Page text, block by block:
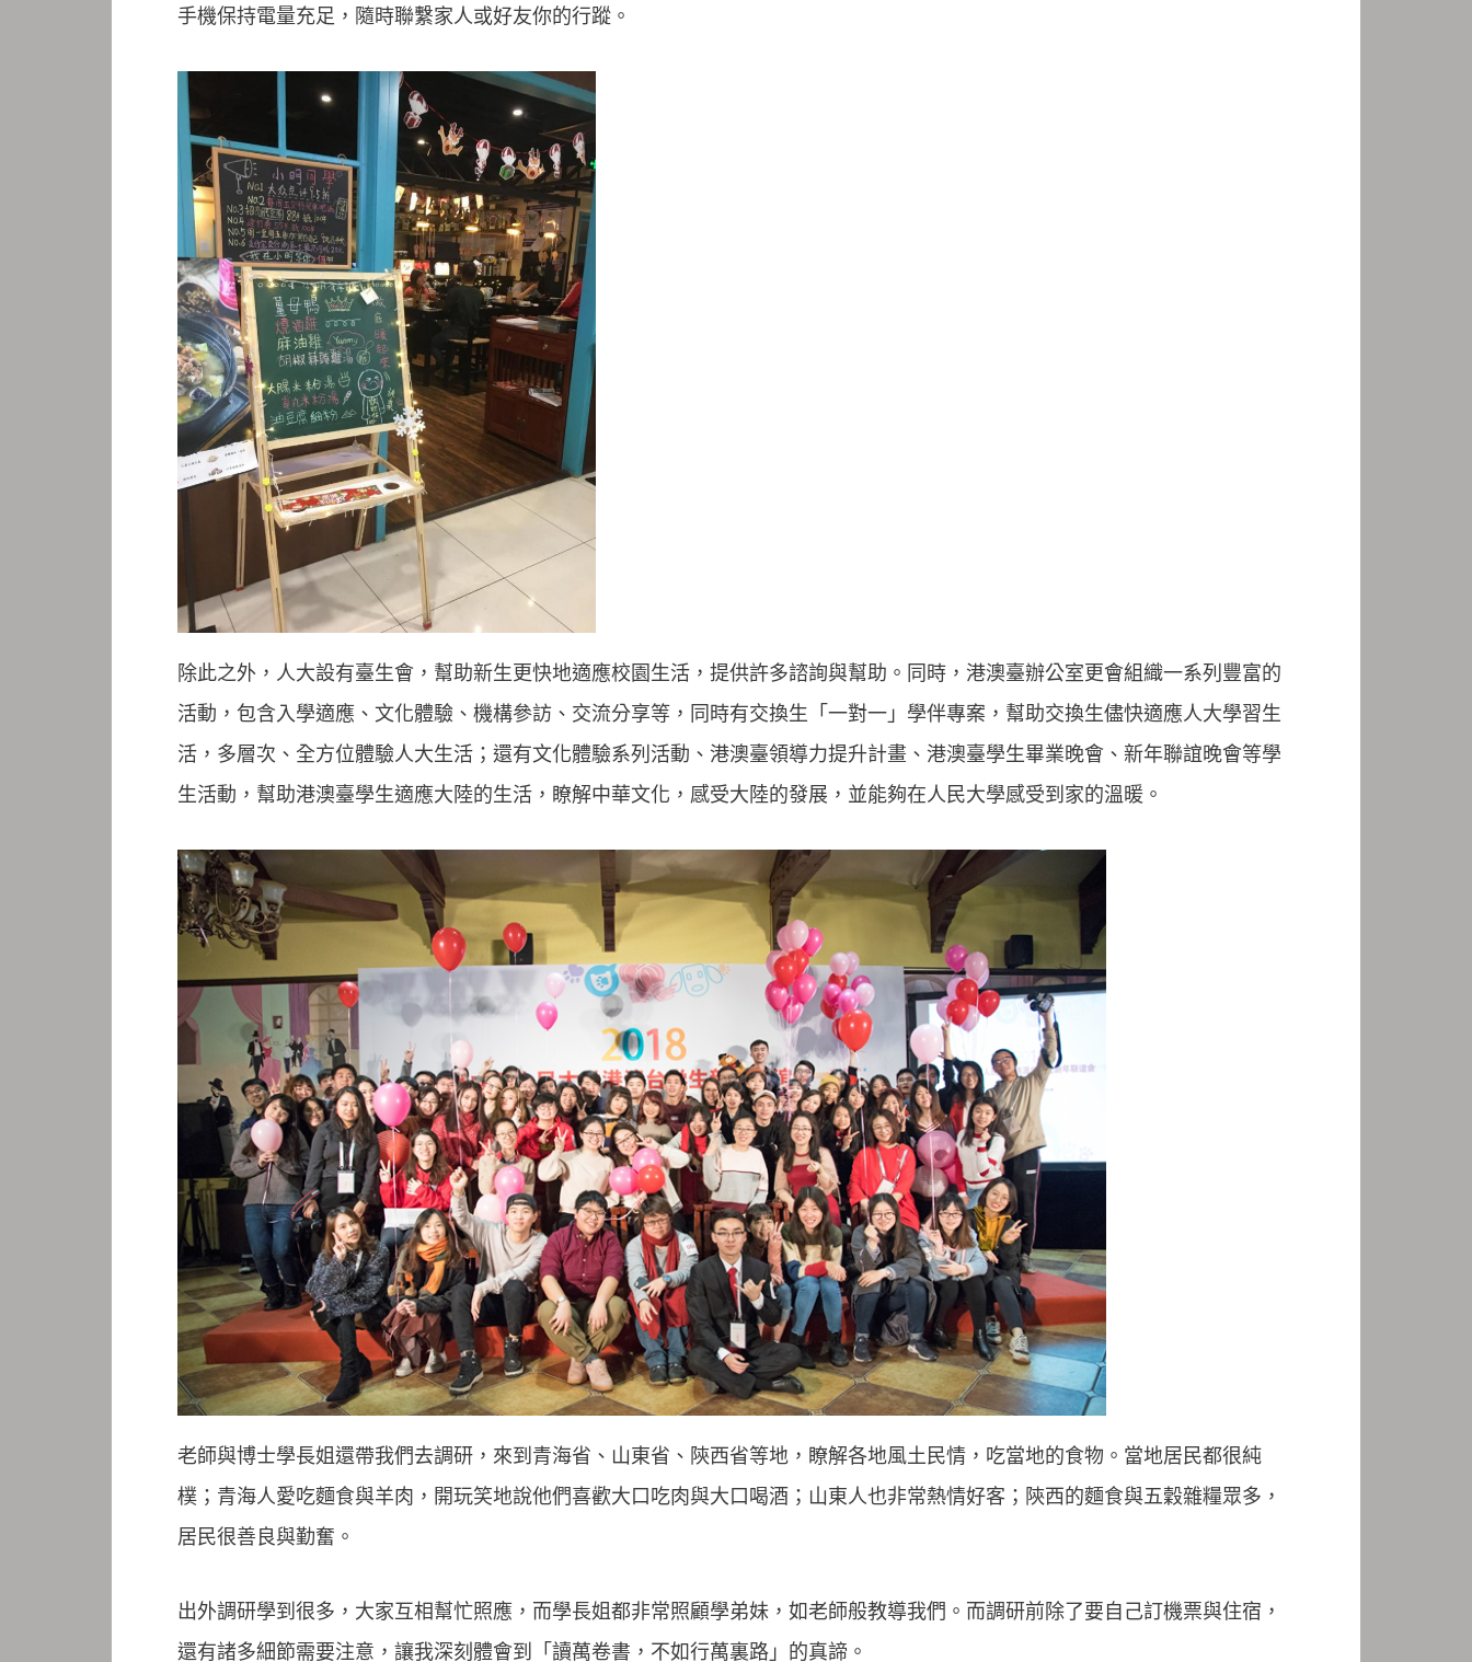
手機保持電量充足，隨時聯繫家人或好友你的行蹤。
除此之外，人大設有臺生會，幫助新生更快地適應校園生活，提供許多諮詢與幫助。同時，港澳臺辦公室更會組織一系列豐富的
活動，包含入學適應、文化體驗、機構參訪、交流分享等，同時有交換生「一對一」學伴專案，幫助交換生儘快適應人大學習生
活，多層次、全方位體驗人大生活；還有文化體驗系列活動、港澳臺領導力提升計畫、港澳臺學生畢業晚會、新年聯誼晚會等學
生活動，幫助港澳臺學生適應大陸的生活，瞭解中華文化，感受大陸的發展，並能夠在人民大學感受到家的溫暖。
老師與博士學長姐還帶我們去調研，來到青海省、山東省、陝西省等地，瞭解各地風土民情，吃當地的食物。當地居民都很純
樸；青海人愛吃麵食與羊肉，開玩笑地說他們喜歡大口吃肉與大口喝酒；山東人也非常熱情好客；陝西的麵食與五穀雜糧眾多，
居民很善良與勤奮。
出外調研學到很多，大家互相幫忙照應，而學長姐都非常照顧學弟妹，如老師般教導我們。而調研前除了要自己訂機票與住宿，
還有諸多細節需要注意，讓我深刻體會到「讀萬卷書，不如行萬裏路」的真諦。